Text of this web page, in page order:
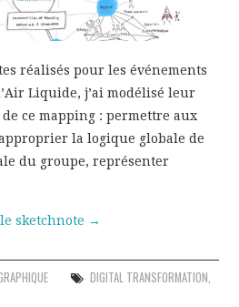
réalisés pour les événements
Liquide, j’ai modélisé leur
de ce mapping : permettre aux
la logique globale de
du groupe, représenter
sketchnote →
DIGITAL TRANSFORMATION,